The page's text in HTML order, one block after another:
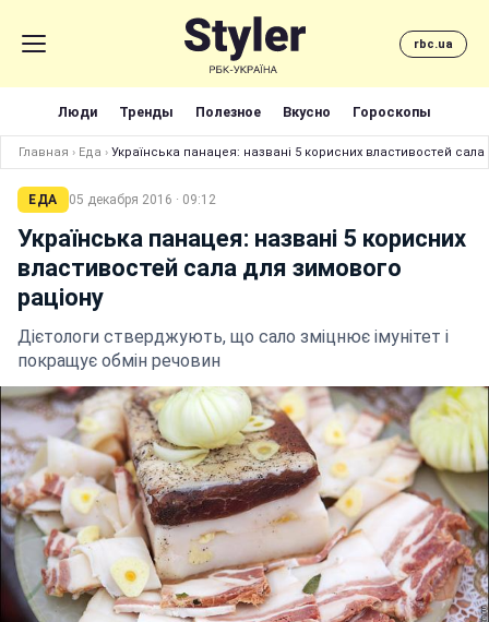
rbc.ua
Люди Тренды Полезное Вкусно Гороскопы
Главная › Еда › Українська панацея: названі 5 корисних властивостей
ЕДА 05 декабря 2016 · 09:12
Українська панацея: названі 5 корисних
властивостей сала для зимового
раціону
Дієтологи стверджують, що сало зміцнює імунітет і
покращує обмін речовин